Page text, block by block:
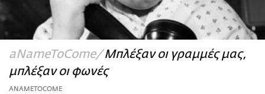
ΑΜΠΑ
PRINT
aNameToCome Μπλέξαν οι γραμμές μας,
μπλέξαν οι φωνές
ANAMETOCOME